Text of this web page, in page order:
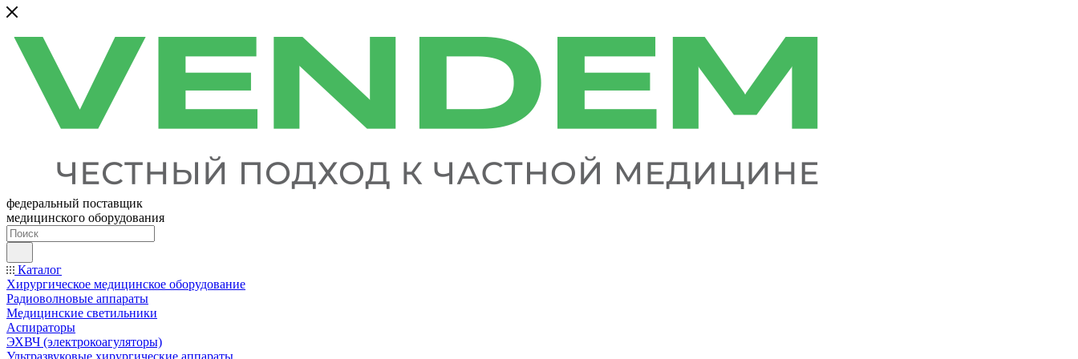
федеральный поставщик
медицинского оборудования
Каталог
Хирургическое медицинское оборудование
Радиоволновые аппараты
Медицинские светильники
Аспираторы
ЭХВЧ (электрокоагуляторы)
Ультразвуковые хирургические аппараты